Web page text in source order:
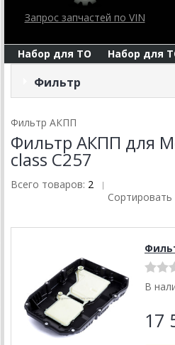
Запрос запчастей по VIN
Набор для ТО Набор для
Фильтр
Фильтр АКПП
Фильтр АКПП для
class C257
Всего товаров: 2 |
Сортировать
В
17